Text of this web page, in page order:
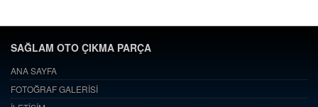
SAĞLAM OTO ÇIKMA PARÇA
ANA SAYFA
FOTOĞRAF GALERİSİ